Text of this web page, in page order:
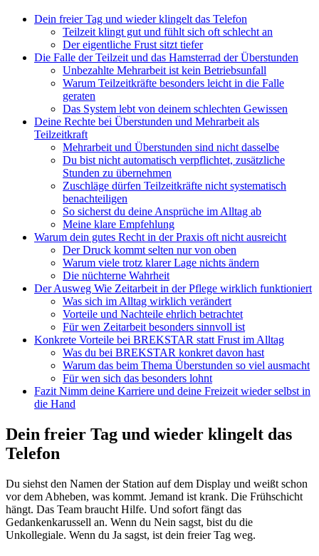
Dein freier Tag und wieder klingelt das Telefon
Teilzeit klingt gut und fühlt sich oft schlecht an
Der eigentliche Frust sitzt tiefer
Die Falle der Teilzeit und das Hamsterrad der Überstunden
Unbezahlte Mehrarbeit ist kein Betriebsunfall
Warum Teilzeitkräfte besonders leicht in die Falle
geraten
Das System lebt von deinem schlechten Gewissen
Deine Rechte bei Überstunden und Mehrarbeit als
Teilzeitkraft
Mehrarbeit und Überstunden sind nicht dasselbe
Du bist nicht automatisch verpflichtet, zusätzliche
Stunden zu übernehmen
Zuschläge dürfen Teilzeitkräfte nicht systematisch
benachteiligen
So sicherst du deine Ansprüche im Alltag ab
Meine klare Empfehlung
Warum dein gutes Recht in der Praxis oft nicht ausreicht
Der Druck kommt selten nur von oben
Warum viele trotz klarer Lage nichts ändern
Die nüchterne Wahrheit
Der Ausweg Wie Zeitarbeit in der Pflege wirklich funktioniert
Was sich im Alltag wirklich verändert
Vorteile und Nachteile ehrlich betrachtet
Für wen Zeitarbeit besonders sinnvoll ist
Konkrete Vorteile bei BREKSTAR statt Frust im Alltag
Was du bei BREKSTAR konkret davon hast
Warum das beim Thema Überstunden so viel ausmacht
Für wen sich das besonders lohnt
Fazit Nimm deine Karriere und deine Freizeit wieder selbst in
die Hand
Dein freier Tag und wieder klingelt das
Telefon
Du siehst den Namen der Station auf dem Display und weißt schon
vor dem Abheben, was kommt. Jemand ist krank. Die Frühschicht
hängt. Das Team braucht Hilfe. Und sofort fängt das
Gedankenkarussell an. Wenn du Nein sagst, bist du die
Unkollegiale. Wenn du Ja sagst, ist dein freier Tag weg.